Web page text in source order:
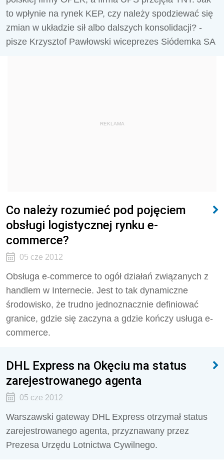
to wpłynie na rynek KEP, czy należy spodziewać się
zmian w układzie sił albo dalszych konsolidacji? -
pisze Krzysztof Pawłowski wiceprezes Siódemka SA
REKLAMA
Co należy rozumieć pod pojęciem
obsługi logistycznej rynku e-
commerce?
05 cze 2012
Obsługa e-commerce to ogół działań związanych z
handlem w Internecie. Jest to tak dynamiczne
środowisko, że trudno jednoznacznie definiować
granice, gdzie się zaczyna a gdzie kończy usługa e-
commerce.
DHL Express na Okęciu ma status
zarejestrowanego agenta
05 cze 2012
Warszawski gateway DHL Express otrzymał status
zarejestrowanego agenta, przyznawany przez
Prezesa Urzędu Lotnictwa Cywilnego.